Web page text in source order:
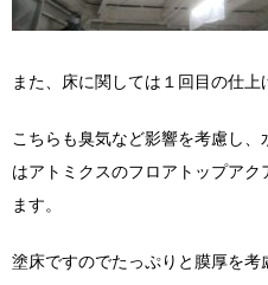
また、床に関しては１回目の仕上
こちらも臭気など影響を考慮し
はアトミクスのフロアトップア
ます。
塗床ですのでたっぷりと膜厚を考